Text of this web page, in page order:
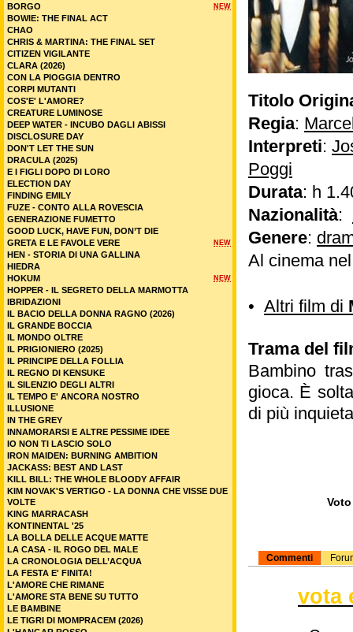
Titolo
Regia:
Interpreti:
Poggi
Durata: h
Nazionalità:
Genere:
Al cinema
• Altri film di
Trama del
Bambino
gioca. È
di più
Commenti
vota
NEW
BORGO
BOWIE: THE FINAL ACT
CHAO
CHRIS & MARTINA: THE FINAL SET
CITIZEN VIGILANTE
CLARA (2026)
CON LA PIOGGIA DENTRO
CORPI MUTANTI
COS'E' L'AMORE?
CREATURE LUMINOSE
DEEP WATER - INCUBO DAGLI ABISSI
DISCLOSURE DAY
DON'T LET THE SUN
DRACULA (2025)
E I FIGLI DOPO DI LORO
ELECTION DAY
FINDING EMILY
FUZE - CONTO ALLA ROVESCIA
GENERAZIONE FUMETTO
GOOD LUCK, HAVE FUN, DON’T DIE
NEW
GRETA E LE FAVOLE VERE
HEN - STORIA DI UNA GALLINA
HIEDRA
NEW
HOKUM
HOPPER - IL SEGRETO DELLA MARMOTTA
IBRIDAZIONI
IL BACIO DELLA DONNA RAGNO (2026)
IL GRANDE BOCCIA
IL MONDO OLTRE
IL PRIGIONIERO (2025)
IL PRINCIPE DELLA FOLLIA
IL REGNO DI KENSUKE
IL SILENZIO DEGLI ALTRI
IL TEMPO E' ANCORA NOSTRO
ILLUSIONE
IN THE GREY
INNAMORARSI E ALTRE PESSIME IDEE
IO NON TI LASCIO SOLO
IRON MAIDEN: BURNING AMBITION
JACKASS: BEST AND LAST
KILL BILL: THE WHOLE BLOODY AFFAIR
KIM NOVAK'S VERTIGO - LA DONNA CHE VISSE DUE
VOLTE
KING MARRACASH
KONTINENTAL '25
LA BOLLA DELLE ACQUE MATTE
LA CASA - IL ROGO DEL MALE
LA CRONOLOGIA DELL’ACQUA
LA FESTA E' FINITA!
L'AMORE CHE RIMANE
L'AMORE STA BENE SU TUTTO
LE BAMBINE
LE TIGRI DI MOMPRACEM (2026)